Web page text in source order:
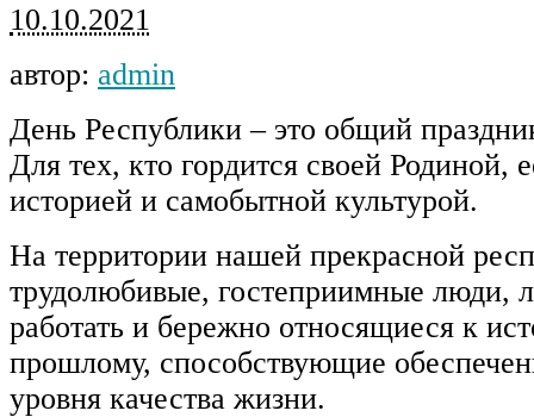
10.10.2021
автор: admin
День Республики – это общий
Для тех, кто гордится своей Родиной,
историей и самобытной культурой.
На территории нашей прекрасной
трудолюбивые, гостеприимные
работать и бережно относящиеся к
прошлому, способствующие
уровня качества жизни.